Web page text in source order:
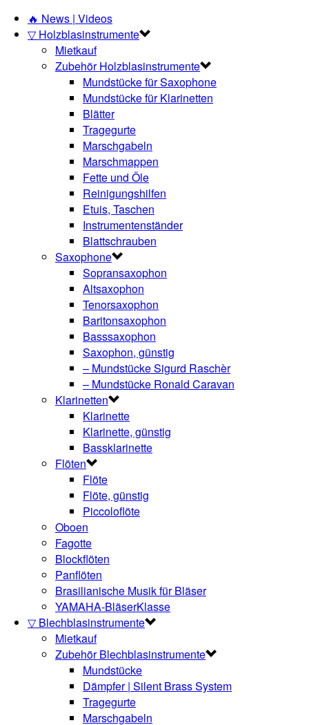
🔥 News | Videos
▽ Holzblasinstrumente
Mietkauf
Zubehör Holzblasinstrumente
Mundstücke für Saxophone
Mundstücke für Klarinetten
Blätter
Tragegurte
Marschgabeln
Marschmappen
Fette und Öle
Reinigungshilfen
Etuis, Taschen
Instrumentenständer
Blattschrauben
Saxophone
Sopransaxophon
Altsaxophon
Tenorsaxophon
Baritonsaxophon
Basssaxophon
Saxophon, günstig
– Mundstücke Sigurd Raschèr
– Mundstücke Ronald Caravan
Klarinetten
Klarinette
Klarinette, günstig
Bassklarinette
Flöten
Flöte
Flöte, günstig
Piccoloflöte
Oboen
Fagotte
Blockflöten
Panflöten
Brasilianische Musik für Bläser
YAMAHA-BläserKlasse
▽ Blechblasinstrumente
Mietkauf
Zubehör Blechblasinstrumente
Mundstücke
Dämpfer | Silent Brass System
Tragegurte
Marschgabeln